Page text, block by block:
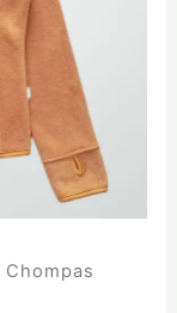
Chompas